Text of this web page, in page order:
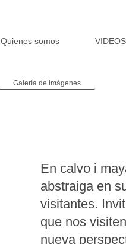
Quienes somos VIDEOS
Galería de imágenes
En calvo i
abstraiga en
visitantes.
que nos
nueva